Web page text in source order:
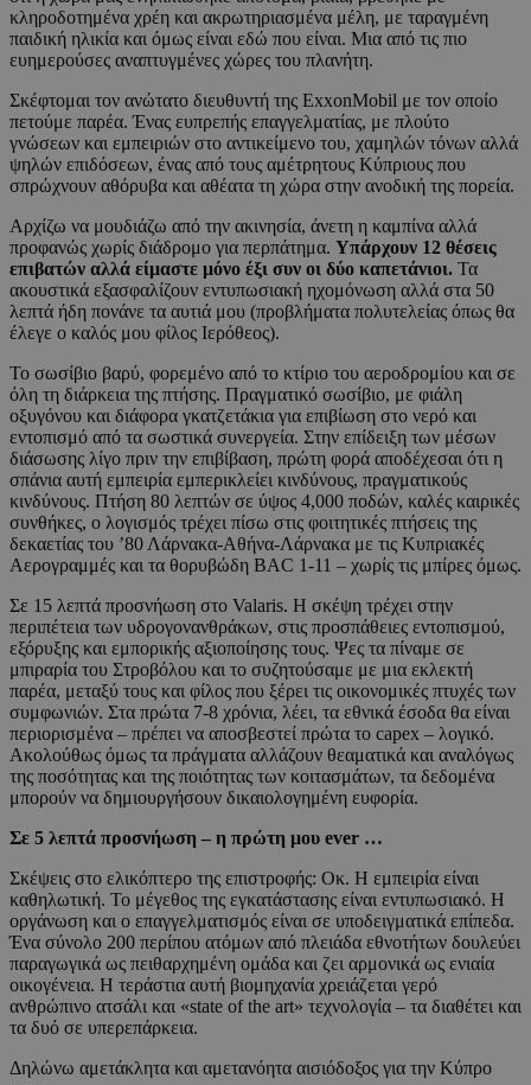
κληροδοτημένα χρέη και ακρωτηριασμένα μέλη, με ταραγμένη
παιδική ηλικία και όμως είναι εδώ που είναι. Μια από τις πιο
ευημερούσες αναπτυγμένες χώρες του πλανήτη.
Σκέφτομαι τον ανώτατο διευθυντή της ExxonMobil με τον οποίο
πετούμε παρέα. Ένας ευπρεπής επαγγελματίας, με πλούτο
γνώσεων και εμπειριών στο αντικείμενο του, χαμηλών τόνων αλλά
ψηλών επιδόσεων, ένας από τους αμέτρητους Κύπριους που
σπρώχνουν αθόρυβα και αθέατα τη χώρα στην ανοδική της πορεία.
Αρχίζω να μουδιάζω από την ακινησία, άνετη η καμπίνα αλλά
προφανώς χωρίς διάδρομο για περπάτημα. Υπάρχουν 12 θέσεις
επιβατών αλλά είμαστε μόνο έξι συν οι δύο καπετάνιοι. Τα
ακουστικά εξασφαλίζουν εντυπωσιακή ηχομόνωση αλλά στα 50
λεπτά ήδη πονάνε τα αυτιά μου (προβλήματα πολυτελείας όπως θα
έλεγε ο καλός μου φίλος Ιερόθεος).
Το σωσίβιο βαρύ, φορεμένο από το κτίριο του αεροδρομίου και σε
όλη τη διάρκεια της πτήσης. Πραγματικό σωσίβιο, με φιάλη
οξυγόνου και διάφορα γκατζετάκια για επιβίωση στο νερό και
εντοπισμό από τα σωστικά συνεργεία. Στην επίδειξη των μέσων
διάσωσης λίγο πριν την επιβίβαση, πρώτη φορά αποδέχεσαι ότι η
σπάνια αυτή εμπειρία εμπερικλείει κινδύνους, πραγματικούς
κινδύνους. Πτήση 80 λεπτών σε ύψος 4,000 ποδών, καλές καιρικές
συνθήκες, ο λογισμός τρέχει πίσω στις φοιτητικές πτήσεις της
δεκαετίας του ’80 Λάρνακα-Αθήνα-Λάρνακα με τις Κυπριακές
Αερογραμμές και τα θορυβώδη BAC 1-11 – χωρίς τις μπίρες όμως.
Σε 15 λεπτά προσνήωση στο Valaris. Η σκέψη τρέχει στην
περιπέτεια των υδρογονανθράκων, στις προσπάθειες εντοπισμού,
εξόρυξης και εμπορικής αξιοποίησης τους. Ψες τα πίναμε σε
μπιραρία του Στροβόλου και το συζητούσαμε με μια εκλεκτή
παρέα, μεταξύ τους και φίλος που ξέρει τις οικονομικές πτυχές των
συμφωνιών. Στα πρώτα 7-8 χρόνια, λέει, τα εθνικά έσοδα θα είναι
περιορισμένα – πρέπει να αποσβεστεί πρώτα το capex – λογικό.
Ακολούθως όμως τα πράγματα αλλάζουν θεαματικά και αναλόγως
της ποσότητας και της ποιότητας των κοιτασμάτων, τα δεδομένα
μπορούν να δημιουργήσουν δικαιολογημένη ευφορία.
Σε 5 λεπτά προσνήωση – η πρώτη μου ever …
Σκέψεις στο ελικόπτερο της επιστροφής: Οκ. Η εμπειρία είναι
καθηλωτική. Το μέγεθος της εγκατάστασης είναι εντυπωσιακό. Η
οργάνωση και ο επαγγελματισμός είναι σε υποδειγματικά επίπεδα.
Ένα σύνολο 200 περίπου ατόμων από πλειάδα εθνοτήτων δουλεύει
παραγωγικά ως πειθαρχημένη ομάδα και ζει αρμονικά ως ενιαία
οικογένεια. Η τεράστια αυτή βιομηχανία χρειάζεται γερό
ανθρώπινο ατσάλι και «state of the art» τεχνολογία – τα διαθέτει και
τα δυό σε υπερεπάρκεια.
Δηλώνω αμετάκλητα και αμετανόητα αισιόδοξος για την Κύπρο